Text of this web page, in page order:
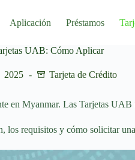
Aplicación Préstamos
UAB: Cómo Aplicar
2025
Tarjeta de Crédito
en Myanmar. Las Tarjetas UAB
los requisitos y cómo solicitar